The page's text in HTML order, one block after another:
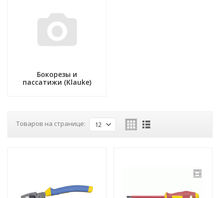
Бокорезы и
пассатижи (Klauke)
Товаров на странице: 12